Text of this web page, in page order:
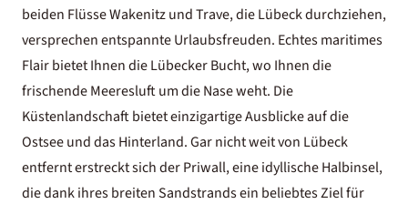
beiden Flüsse Wakenitz und Trave, die Lübeck durchziehen,
versprechen entspannte Urlaubsfreuden. Echtes maritimes
Flair bietet Ihnen die Lübecker Bucht, wo Ihnen die
frischende Meeresluft um die Nase weht. Die
Küstenlandschaft bietet einzigartige Ausblicke auf die
Ostseeund das Hinterland. Gar nicht weit von Lübeck
entfernt erstreckt sich der Priwall, eine idyllische Halbinsel,
die dank ihres breiten Sandstrands ein beliebtes Ziel für